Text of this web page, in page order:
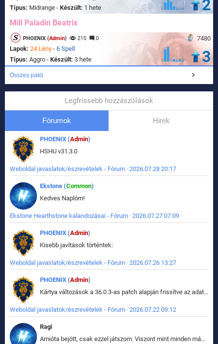
Típus: Midrange - Készült: 1 hete 2
Mill Paladin Beatrix
7480
PHOENIX (Admin) 215 0
Lapok: 24 Lény - 6 Spell
Típus: Aggro - Készült: 3 hete 3
Összes pakli
Legfrissebb hozzászólások
Fórumok Hirek
PHOENIX (Admin)
HSHU v31.3.0
Weboldal javaslatok/észrevételek - Fórum · 2026.07.28 20:17
Ekstone (Common)
Kedves Naplóm!
Ekstone Hearthstone kalandozásai - Fórum · 2026.07.27 07:09
PHOENIX (Admin)
Kisebb javítások történtek:
Weboldal javaslatok/észrevételek - Fórum · 2026.07.26 13:27
PHOENIX (Admin)
Kártya változások a 36.0.3-as patch alapján frissítve az adatbázisban (képek is cserélve).
Weboldal javaslatok/észrevételek - Fórum · 2026.07.22 09:12
Ragi
Amióta bejött, csak ezzel játszom. Viszont mint minden más - akár az alapjáték is, ez is baromira összetett lett. Néha már pár kör után is esélytelen az egész. Vagy irreállisan túltápol valaki, vagy lelép a partner, vagy csak hülye mint a segg. És amikor eljönne az én időm, na akkor jön el mindenki másé is. Engem jobban érdekelne, hogy ki milyen ratingen szokott játszani. Na ez lenne egy érdekes adat.